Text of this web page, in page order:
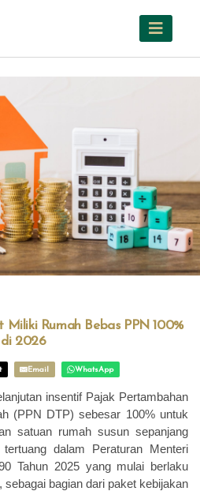
Miliki Rumah Bebas PPN 100%
di 2026
Email WhatsApp
insentif Pajak Pertambahan
(PPN DTP) sebesar 100% untuk
satuan rumah susun sepanjang
dalam Peraturan Menteri
Tahun 2025 yang mulai berlaku
bagian dari paket kebijakan